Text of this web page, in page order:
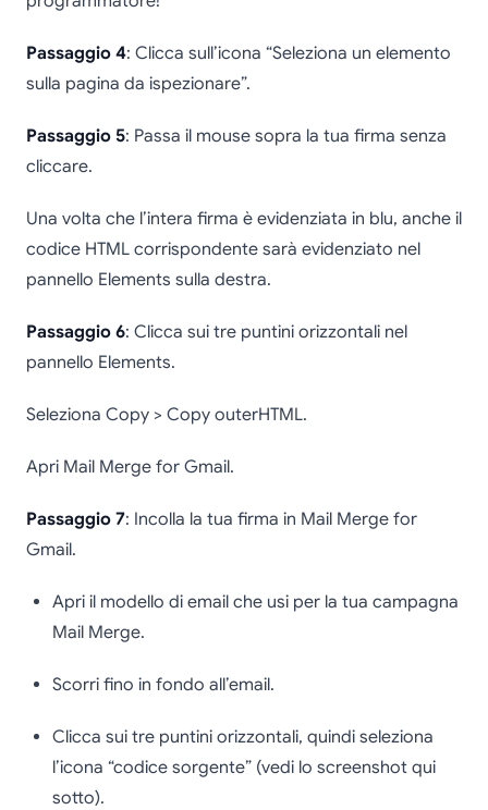
Passaggio 4: Clicca sull’icona “Seleziona un elemento
sulla pagina da ispezionare”.
Passaggio 5: Passa il mouse sopra la tua firma senza
cliccare.
Una volta che l’intera firma è evidenziata in blu, anche il
codice HTML corrispondente sarà evidenziato nel
pannello Elements sulla destra.
Passaggio 6: Clicca sui tre puntini orizzontali nel
pannello Elements.
Seleziona Copy > Copy outerHTML.
Apri Mail Merge for Gmail.
Passaggio 7: Incolla la tua firma in Mail Merge for
Gmail.
Apri il modello di email che usi per la tua campagna
Mail Merge.
Scorri fino in fondo all’email.
Clicca sui tre puntini orizzontali, quindi seleziona
l’icona “codice sorgente” (vedi lo screenshot qui
sotto).